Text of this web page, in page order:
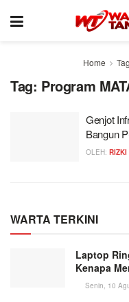
Home Tag
Tag: Program
Genjot
Bangun
OLEH: RIZKI
WARTA TERKINI
Laptop
Kenapa
Senin, 10